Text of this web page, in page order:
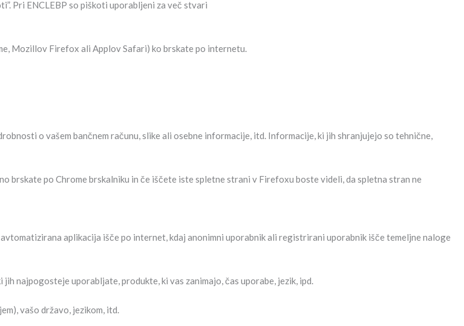
Pri ENCLEBP so piškoti uporabljeni za več stvari
Mozillov Firefox ali Applov Safari) ko brskate po internetu.
o vašem bančnem računu, slike ali osebne informacije, itd. Informacije, ki jih shranjujejo so tehnične,
brskate po Chrome brskalniku in če iščete iste spletne strani v Firefoxu boste videli, da spletna stran ne
aplikacija išče po internet, kdaj anonimni uporabnik ali registrirani uporabnik išče temeljne naloge
najpogosteje uporabljate, produkte, ki vas zanimajo, čas uporabe, jezik, ipd.
vašo državo, jezikom, itd.